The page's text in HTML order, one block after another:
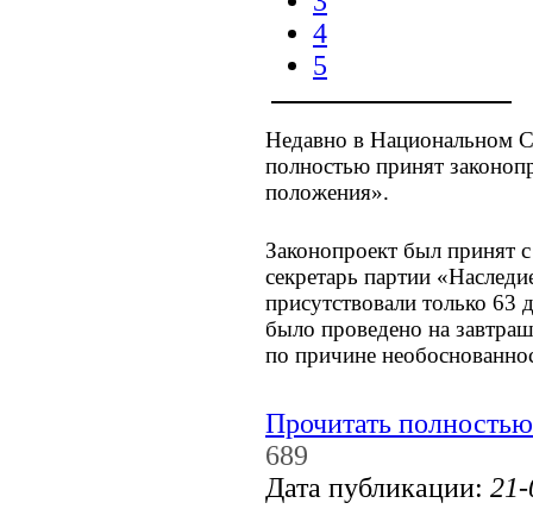
4
5
Недавно в Национальном
полностью принят
положения».
Законопроект был принят
секретарь партии
присутствовали только 63
было проведено на
по причине
Прочитать полностью
689
Дата публикации: